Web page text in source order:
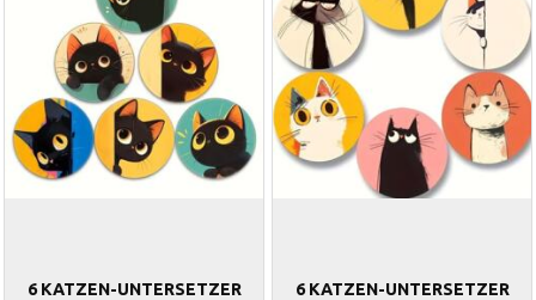
6 KATZEN-UNTERSETZER
6 KATZEN-UNTERSETZER